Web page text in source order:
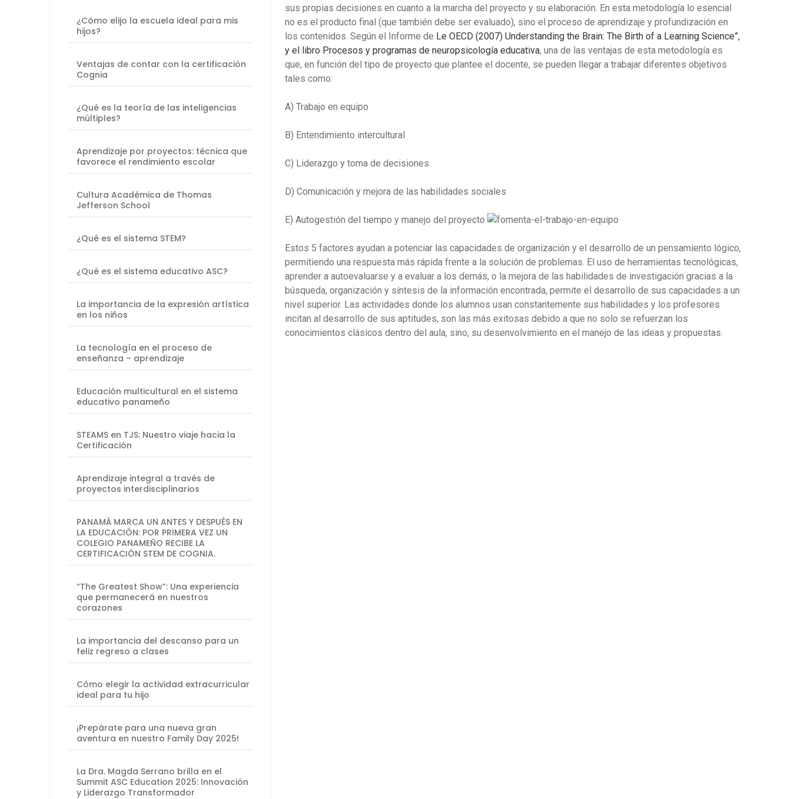
¿Cómo elijo la escuela ideal para mis
hijos?
Ventajas de contar con la certificación
Cognia
¿Qué es la teoría de las inteligencias
múltiples?
Aprendizaje por proyectos: técnica que
favorece el rendimiento escolar
Cultura Académica de Thomas
Jefferson School
¿Qué es el sistema STEM?
¿Qué es el sistema educativo ASC?
La importancia de la expresión artística
en los niños
La tecnología en el proceso de
enseñanza – aprendizaje
Educación multicultural en el sistema
educativo panameño
STEAMS en TJS: Nuestro viaje hacia la
Certificación
Aprendizaje integral a través de
proyectos interdisciplinarios
PANAMÁ MARCA UN ANTES Y DESPUÉS EN
LA EDUCACIÓN: POR PRIMERA VEZ UN
COLEGIO PANAMEÑO RECIBE LA
CERTIFICACIÓN STEM DE COGNIA.
“The Greatest Show”: Una experiencia
que permanecerá en nuestros
corazones
La importancia del descanso para un
feliz regreso a clases
Cómo elegir la actividad extracurricular
ideal para tu hijo
¡Prepárate para una nueva gran
aventura en nuestro Family Day 2025!
La Dra. Magda Serrano brilla en el
Summit ASC Education 2025: Innovación
y Liderazgo Transformador
sus propias decisiones en cuanto a la marcha del proyecto y su elaboración. En esta metodología lo esencial
no es el producto final (que también debe ser evaluado), sino el proceso de aprendizaje y profundización en
los contenidos. Según el Informe de Le OECD (2007) Understanding the Brain: The Birth of a Learning Science”,
y el libro Procesos y programas de neuropsicología educativa, una de las ventajas de esta metodología es
que, en función del tipo de proyecto que plantee el docente, se pueden llegar a trabajar diferentes objetivos
tales como:
A) Trabajo en equipo
B) Entendimiento intercultural
C) Liderazgo y toma de decisiones
D) Comunicación y mejora de las habilidades sociales
E) Autogestión del tiempo y manejo del proyecto
Estos 5 factores ayudan a potenciar las capacidades de organización y el desarrollo de un pensamiento lógico,
permitiendo una respuesta más rápida frente a la solución de problemas. El uso de herramientas tecnológicas,
aprender a autoevaluarse y a evaluar a los demás, o la mejora de las habilidades de investigación gracias a la
búsqueda, organización y síntesis de la información encontrada, permite el desarrollo de sus capacidades a un
nivel superior. Las actividades donde los alumnos usan constantemente sus habilidades y los profesores
incitan al desarrollo de sus aptitudes, son las más exitosas debido a que no solo se refuerzan los
conocimientos clásicos dentro del aula, sino, su desenvolvimiento en el manejo de las ideas y propuestas.